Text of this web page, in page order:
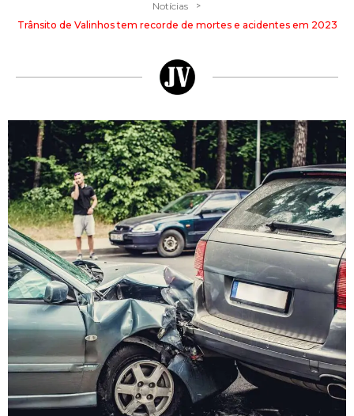
Notícias >
Trânsito de Valinhos tem recorde de mortes e acidentes em 2023